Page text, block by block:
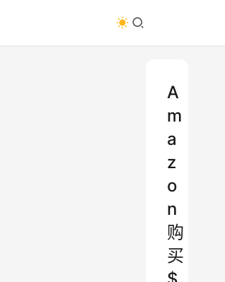
A
m
a
z
o
n
购
买